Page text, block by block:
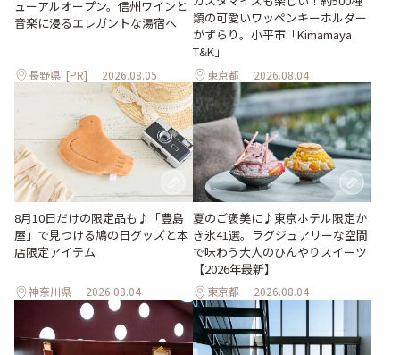
ューアルオープン。信州ワインと
音楽に浸るエレガントな湯宿へ
長野県 [PR] 2026.08.05
類の可愛いワッペンキーホルダー
がずらり。小平市「Kimamaya
T&K」
東京都 2026.08.04
8月10日だけの限定品も♪「豊島
屋」で見つける鳩の日グッズと本
店限定アイテム
神奈川県 2026.08.04
夏のご褒美に♪東京ホテル限定か
き氷41選。ラグジュアリーな空間
で味わう大人のひんやりスイーツ
【2026年最新】
東京都 2026.08.04